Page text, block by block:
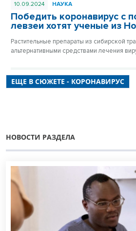
10.09.2024 НАУКА
Победить коронавирус с
левзеи хотят ученые из
Растительные препараты из сибирской
альтернативными средствами лечения
ЕЩЕ В СЮЖЕТЕ - КОРОНАВИРУС
НОВОСТИ РАЗДЕЛА